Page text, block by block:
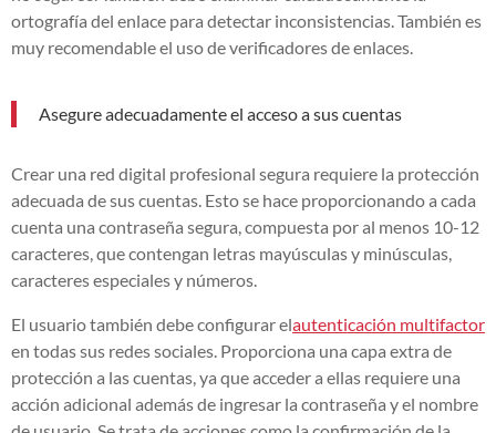
ortografía del enlace para detectar inconsistencias. También es
muy recomendable el uso de verificadores de enlaces.
Asegure adecuadamente el acceso a sus cuentas
Crear una red digital profesional segura requiere la protección
adecuada de sus cuentas. Esto se hace proporcionando a cada
cuenta una contraseña segura, compuesta por al menos 10-12
caracteres, que contengan letras mayúsculas y minúsculas,
caracteres especiales y números.
El usuario también debe configurar elautenticación multifactor
en todas sus redes sociales. Proporciona una capa extra de
protección a las cuentas, ya que acceder a ellas requiere una
acción adicional además de ingresar la contraseña y el nombre